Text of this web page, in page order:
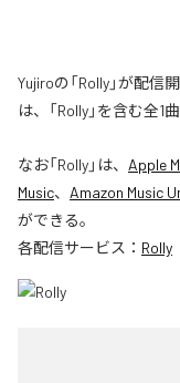
Yujiroの「Rolly」が配
は、「Rolly」を含む全1
なお「Rolly」は、 Apple
Music、 Amazon Music
ができる。
各配信サービス： Rolly